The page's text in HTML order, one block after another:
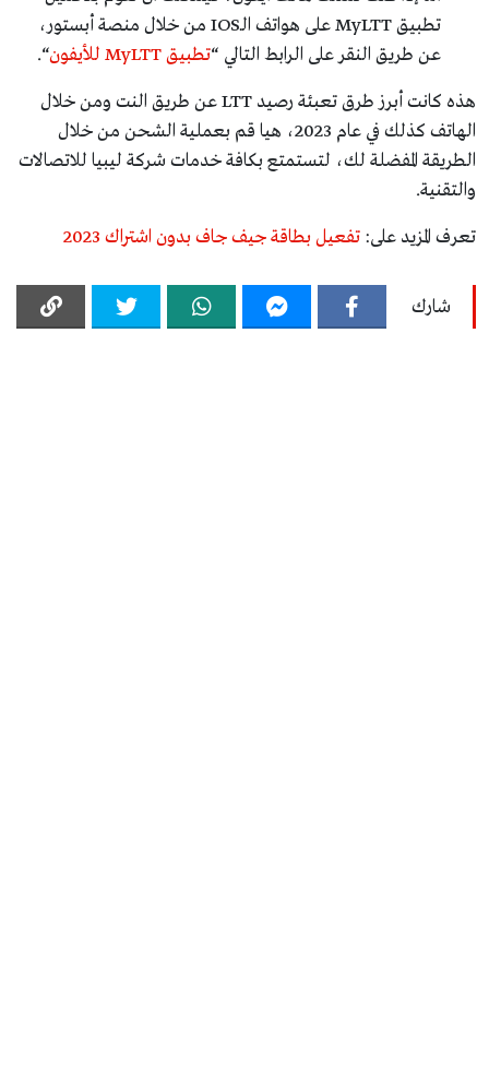
تطبيق MyLTT على هواتف الـIOS من خلال منصة أبستور،
عن طريق النقر على الرابط التالي “تطبيق MyLTT للأيفون “.
هذه كانت أبرز طرق تعبئة رصيد LTT عن طريق النت ومن خلال
الهاتف كذلك في عام 2023، هيا قم بعملية الشحن من خلال
الطريقة المفضلة لك، لتستمتع بكافة خدمات شركة ليبيا للاتصالات
والتقنية.
تعرف المزيد على: تفعيل بطاقة جيف جاف بدون اشتراك 2023
شارك